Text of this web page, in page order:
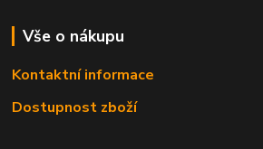
Vše o nákupu
Kontaktní informace
Dostupnost zboží